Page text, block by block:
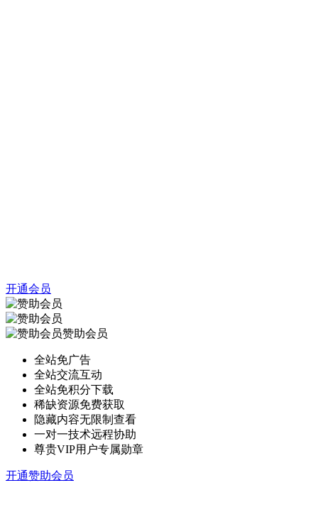
开通会员
赞助会员
全站免广告
全站交流互动
全站免积分下载
稀缺资源免费获取
隐藏内容无限制查看
一对一技术远程协助
尊贵VIP用户专属勋章
开通赞助会员